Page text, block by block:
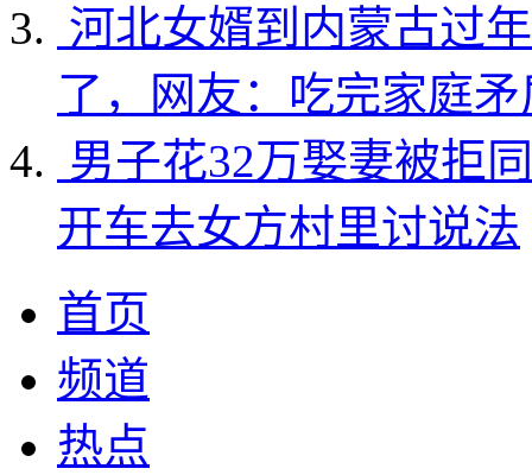
河北女婿到内蒙古过
了，网友：吃完家庭
男子花32万娶妻被拒
开车去女方村里讨说法
首页
频道
热点